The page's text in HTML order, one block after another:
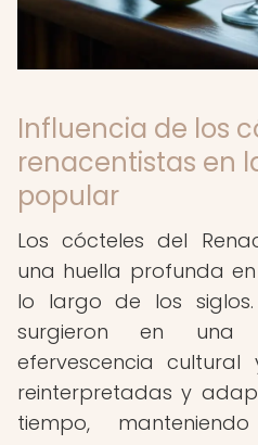
Influencia de los
renacentistas en
popular
Los cócteles del
una huella profunda
lo largo de los
surgieron en
efervescencia
reinterpretadas y
tiempo,